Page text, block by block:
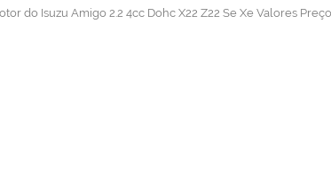
do Isuzu Amigo 2.2 4cc Dohc X22 Z22 Se Xe Valores